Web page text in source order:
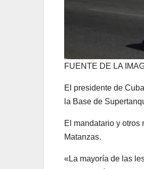
FUENTE DE LA
El presidente de
la Base de
El mandatario y
Matanzas.
«La mayoría de las